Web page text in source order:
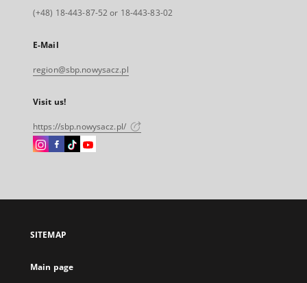
(+48) 18-443-87-52 or 18-443-83-02
E-Mail
region@sbp.nowysacz.pl
Visit us!
https://sbp.nowysacz.pl/
Instagram
open
new
Facebook
open
new
Instagram
open
new
Instagram
open
SITEMAP
Main page